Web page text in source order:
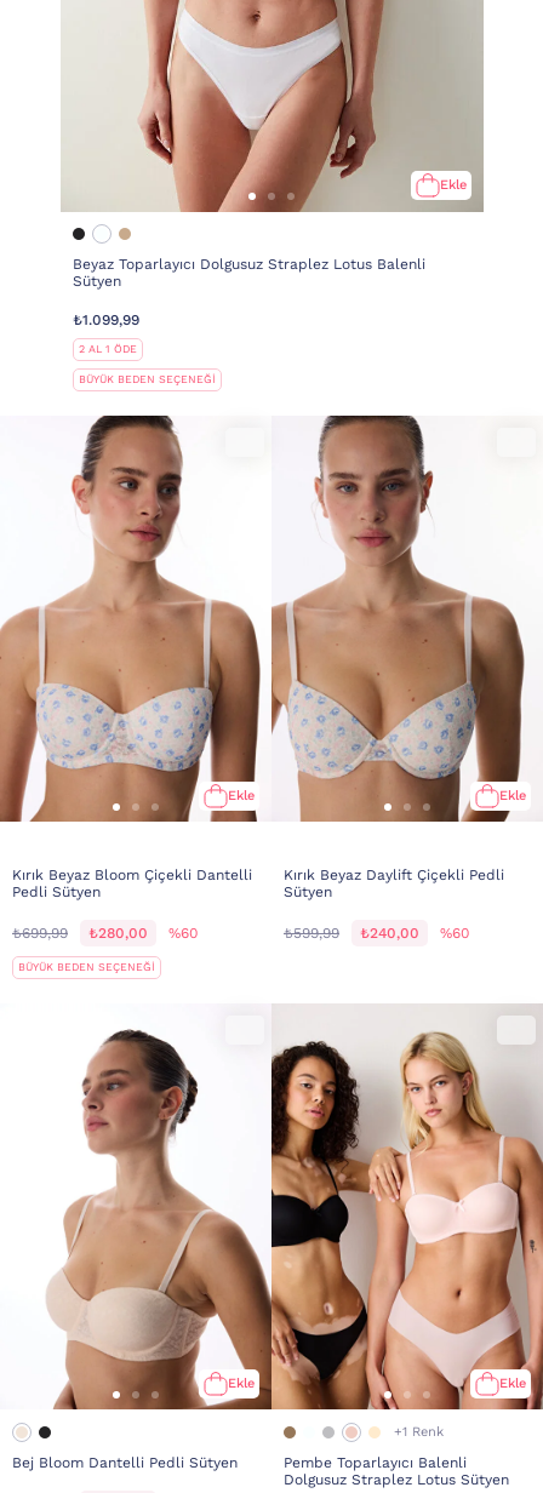
Ekle
Beyaz Toparlayıcı Dolgusuz Straplez Lotus Balenli
Sütyen
₺1.099,99
2 AL 1 ÖDE
BÜYÜK BEDEN SEÇENEĞİ
Ekle
Kırık Beyaz Bloom Çiçekli Dantelli
Pedli Sütyen
₺699,99 ₺280,00 %60
BÜYÜK BEDEN SEÇENEĞİ
Ekle
Kırık Beyaz Daylift Çiçekli Pedli
Sütyen
₺599,99 ₺240,00 %60
Ekle
Bej Bloom Dantelli Pedli Sütyen
Ekle
+1 Renk
Pembe Toparlayıcı Balenli
Dolgusuz Straplez Lotus Sütyen